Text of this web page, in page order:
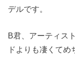
デルです。
B君、アーティス
ドよりも凄くてめ